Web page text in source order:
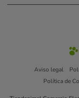
Aviso legal
Política de